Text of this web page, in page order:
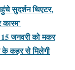
सुदर्शन थिएटर,
जनवरी को मकर
के कहर से मिलेगी